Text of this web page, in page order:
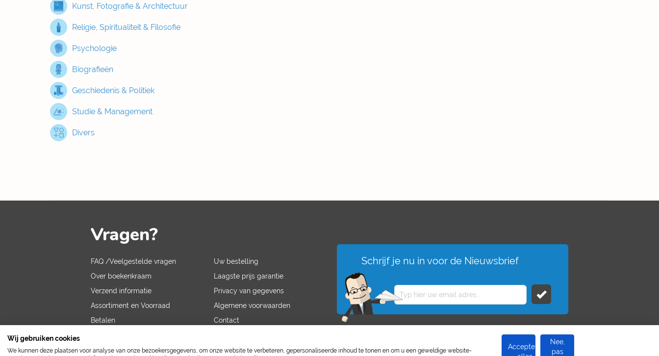
Kunst, Fotografie & Architectuur
Religie, Spiritualiteit & Filosofie
Psychologie
Biografieën
Geschiedenis & Politiek
Studie & Management
Divers
Vragen?
FAQ /Veelgestelde vragen
Over boekenkraam
Verzend informatie
Assortiment en Voorraad
Betalen
Uw bestelling
Laagste prijs garantie
Privacy van gegevens
Algemene voorwaarden
Contact
Schrijf je nu in voor de Nieuwsbrief
Wij gebruiken cookies
We kunnen deze plaatsen voor analyse van onze bezoekersgegevens, om onze website te verbeteren, gepersonaliseerde inhoud te tonen en om u een geweldige website-
Accepteer
Nee,
pas